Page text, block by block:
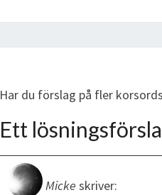
Har du förslag på fler
Ett
Micke skriver: